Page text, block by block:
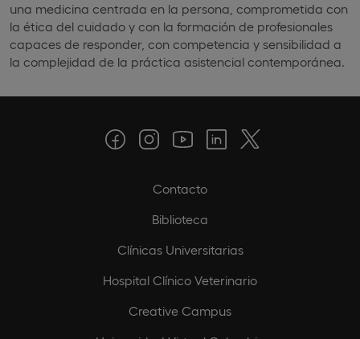
una medicina centrada en la persona, comprometida con
la ética del cuidado y con la formación de profesionales
capaces de responder, con competencia y sensibilidad a
la complejidad de la práctica asistencial contemporánea.
Contacto
Biblioteca
Clínicas Universitarias
Hospital Clínico Veterinario
Creative Campus